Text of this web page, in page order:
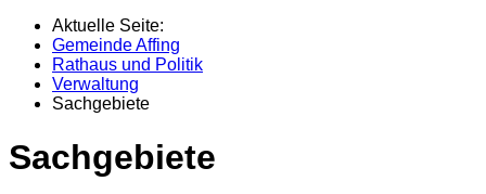
Aktuelle Seite:
Gemeinde Affing
Rathaus und Politik
Verwaltung
Sachgebiete
Sachgebiete